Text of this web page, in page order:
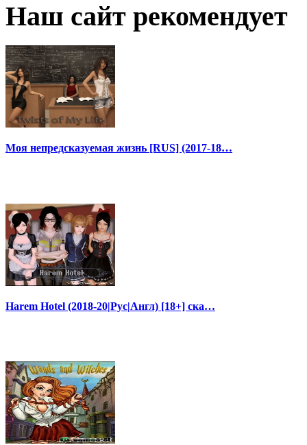
Наш сайт рекомендует
Моя непредсказуемая жизнь [RUS] (2017-18…
Harem Hotel (2018-20|Рус|Англ) [18+] ска…